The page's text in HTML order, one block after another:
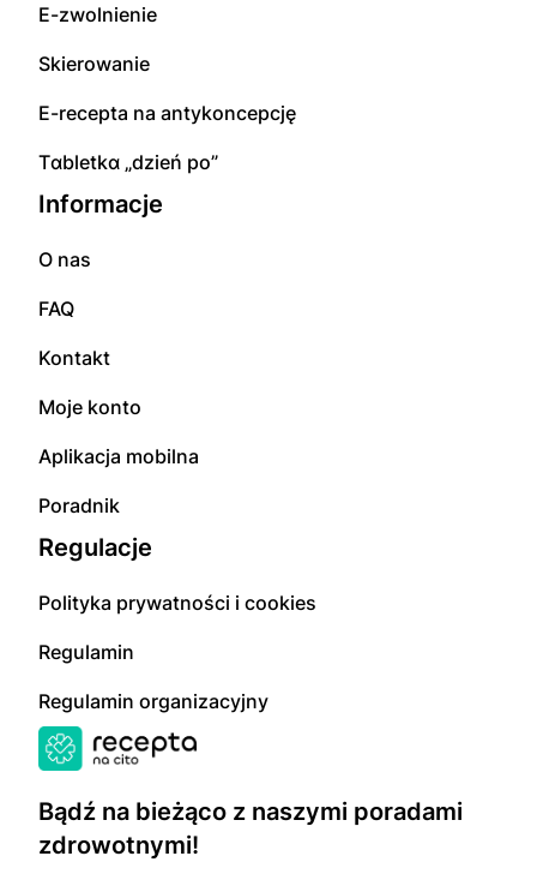
Bądź na bieżąco z naszymi poradami
zdrowotnymi!
E-zwolnienie
Skierowanie
E-rесерta na аntуkоnсерсję
Tɑbletkɑ „dzień po”
Informacje
O nas
FAQ
Kontakt
Moje konto
Aplikacja mobilna
Poradnik
Regulacje
Polityka prywatności i cookies
Regulamin
Regulamin organizacyjny